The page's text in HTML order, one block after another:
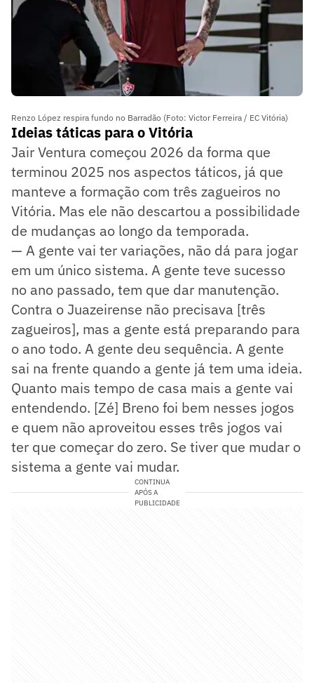
Renzo López respira fundo no Barradão (Foto: Victor Ferreira / EC Vitória)
Ideias táticas para o Vitória
Jair Ventura começou 2026 da forma que
terminou 2025 nos aspectos táticos, já que
manteve a formação com três zagueiros no
Vitória. Mas ele não descartou a possibilidade
de mudanças ao longo da temporada.
— A gente vai ter variações, não dá para jogar
em um único sistema. A gente teve sucesso
no ano passado, tem que dar manutenção.
Contra o Juazeirense não precisava [três
zagueiros], mas a gente está preparando para
o ano todo. A gente deu sequência. A gente
sai na frente quando a gente já tem uma ideia.
Quanto mais tempo de casa mais a gente vai
entendendo. [Zé] Breno foi bem nesses jogos
e quem não aproveitou esses três jogos vai
ter que começar do zero. Se tiver que mudar o
sistema a gente vai mudar.
CONTINUA
APÓS A
PUBLICIDADE